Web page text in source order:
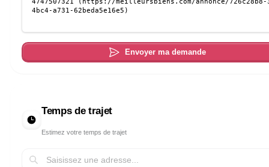
Envoyer ma demande
Temps de trajet
Estimez votre temps de trajet